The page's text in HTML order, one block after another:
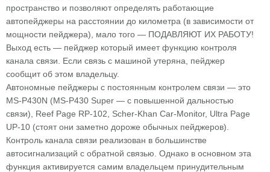
пространство и позволяют определять работающие
автопейджеры на расстоянии до километра (в зависимости от
мощности пейджера), мало того — ПОДАВЛЯЮТ ИХ РАБОТУ!
Выход есть — пейджер который имеет функцию контроля
канала связи. Если связь с машиной утеряна, пейджер
сообщит об этом владельцу.
Автономные пейджеры с постоянным контролем связи — это
MS-P430N (MS-P430 Super — с повышенной дальностью
связи), Reef Page RP-102, Scher-Khan Car-Monitor, Ultra Page
UP-10 (стоят они заметно дороже обычных пейджеров).
Контроль канала связи реализован в большинстве
автосигнализаций с обратной связью. Однако в основном эта
функция активируется самим владельцем принудительным